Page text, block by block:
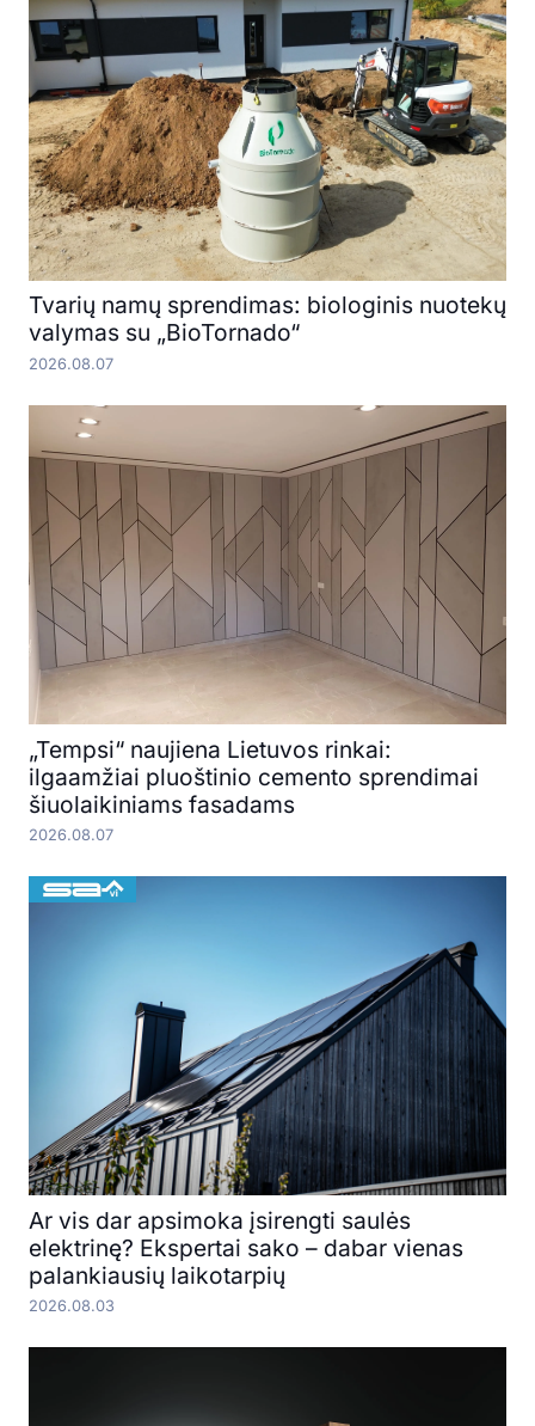
Tvarių namų sprendimas: biologinis nuotekų
valymas su „BioTornado“
2026.08.07
„Tempsi“ naujiena Lietuvos rinkai:
ilgaamžiai pluoštinio cemento sprendimai
šiuolaikiniams fasadams
2026.08.07
Ar vis dar apsimoka įsirengti saulės
elektrinę? Ekspertai sako – dabar vienas
palankiausių laikotarpių
2026.08.03